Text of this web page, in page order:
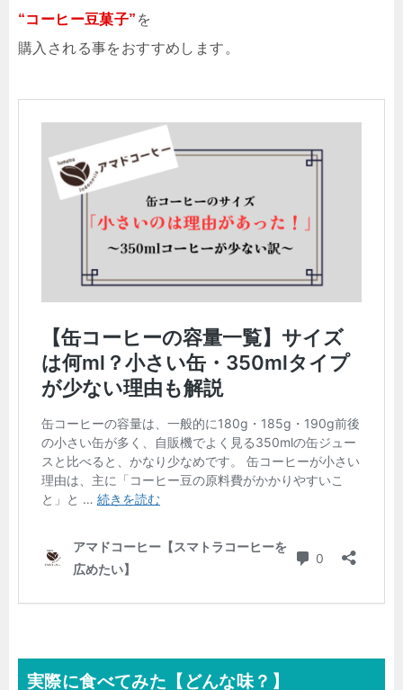
“コーヒー豆菓子” を
購入される事をおすすめします。
実際に食べてみた【どんな味？】